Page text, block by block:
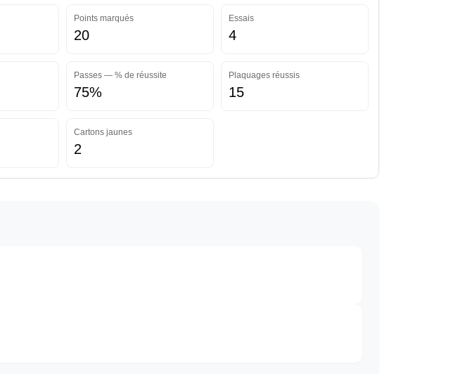
Points marqués
20
Essais
4
Passes — % de réussite
75%
Plaquages réussis
15
Cartons jaunes
2